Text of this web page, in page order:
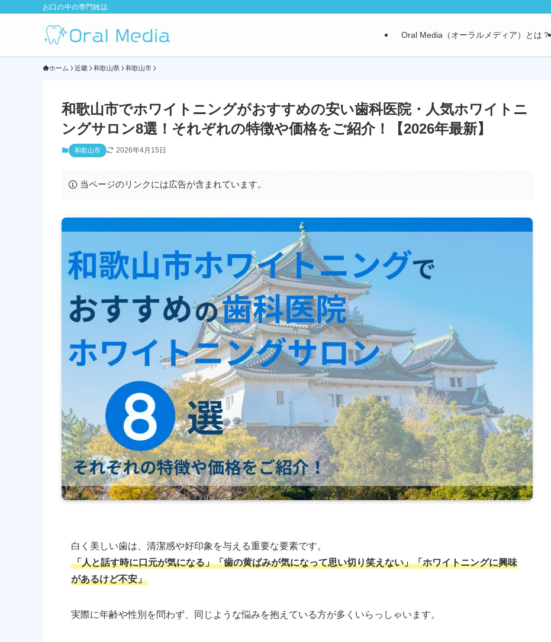
お口の中の専門雑誌
Oral Media（オーラルメディア）とは？
ホーム 近畿 和歌山県 和歌山市
和歌山市でホワイトニングがおすすめの安い歯科医院・人気ホワイトニ
ングサロン8選！それぞれの特徴や価格をご紹介！【2026年最新】
和歌山市 2026年4月15日
当ページのリンクには広告が含まれています。
白く美しい歯は、清潔感や好印象を与える重要な要素です。
「人と話す時に口元が気になる」「歯の黄ばみが気になって思い切り笑えない」「ホワイトニングに興味
があるけど不安」
実際に年齢や性別を問わず、同じような悩みを抱えている方が多くいらっしゃいます。